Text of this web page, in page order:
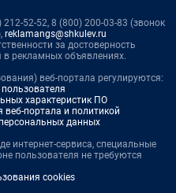
52-52, 8 (800) 200-03-83 (звонок
reklamangs@shkulev.ru
за достоверность
рекламных объявлениях.
веб-портала регулируются:
характеристик ПО
портала и политикой
данных
интернет-сервиса, специальные
пользователя не требуются
cookies